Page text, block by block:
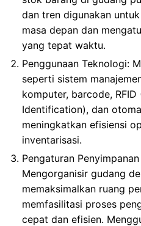
dan tren digunakan
masa depan dan
yang tepat waktu.
Penggunaan Teknologi:
seperti sistem
komputer, barcode,
Identification), dan
meningkatkan efisiensi
inventarisasi.
Pengaturan
Mengorganisir gudang
memaksimalkan ruang
memfasilitasi proses
cepat dan efisien.